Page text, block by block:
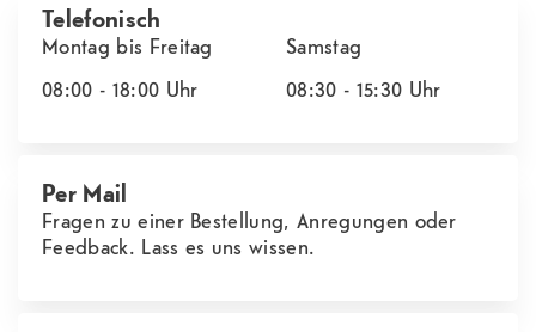
Telefonisch
Montag bis Freitag
08:00 - 18:00 Uhr
Samstag
08:30 - 15:30 Uhr
Per Mail
Fragen zu einer Bestellung, Anregungen oder
Feedback. Lass es uns wissen.